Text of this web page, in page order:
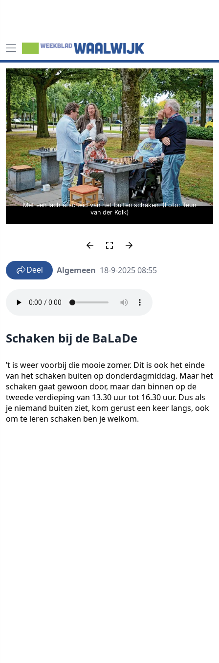
Met een lach afscheid van het buiten schaken. (Foto: Teun
van der Kolk)
Deel Algemeen 18-9-2025 08:55
Schaken bij de BaLaDe
’t is weer voorbij die mooie zomer. Dit is ook het einde
van het schaken buiten op donderdagmiddag. Maar het
schaken gaat gewoon door, maar dan binnen op de
tweede verdieping van 13.30 uur tot 16.30 uur. Dus als
je niemand buiten ziet, kom gerust een keer langs, ook
om te leren schaken ben je welkom.